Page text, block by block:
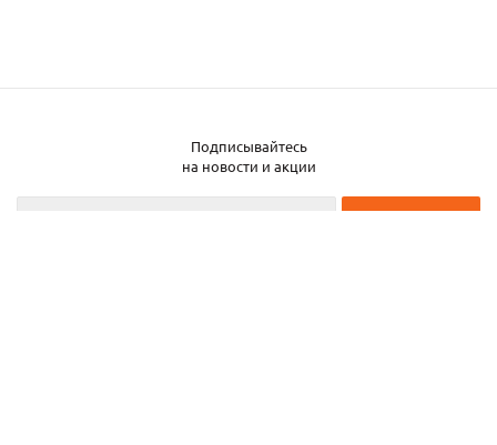
Подписывайтесь
на новости и акции